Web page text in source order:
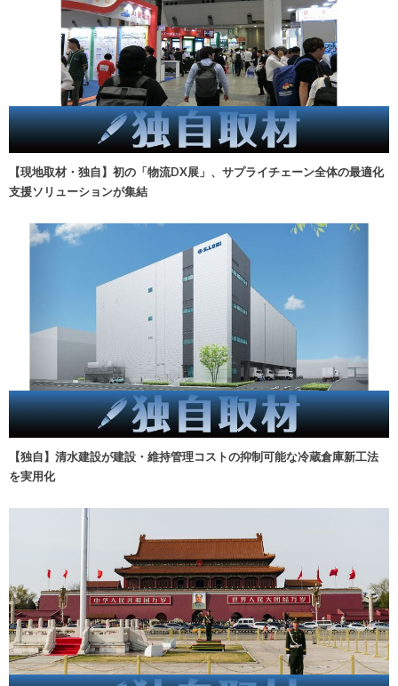
【現地取材・独自】初の「物流DX展」、サプライチェーン全体の最適化
支援ソリューションが集結
【独自】清水建設が建設・維持管理コストの抑制可能な冷蔵倉庫新工法
を実用化